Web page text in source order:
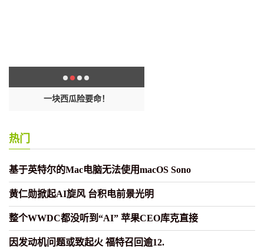
万历皇帝为何28年不上朝，国家还能
热门
基于英特尔的Mac电脑无法使用macOS Sono
黄仁勋掀起AI旋风 台积电前景光明
整个WWDC都没听到“AI” 苹果CEO库克直接
因发动机问题或致起火 福特召回逾12.